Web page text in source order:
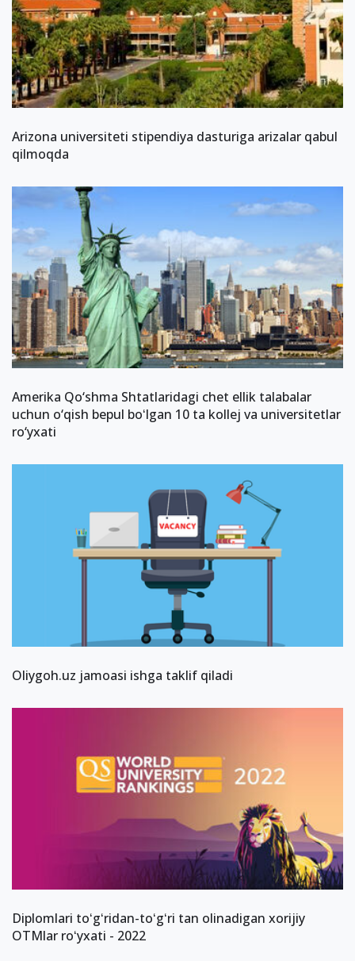
Arizona universiteti stipendiya dasturiga arizalar qabul
qilmoqda
Amerika Qo‘shma Shtatlaridagi chet ellik talabalar
uchun o‘qish bepul boʻlgan 10 ta kollej va universitetlar
ro‘yxati
Oliygoh.uz jamoasi ishga taklif qiladi
Diplomlari toʻgʻridan-toʻgʻri tan olinadigan xorijiy
OTMlar roʻyxati - 2022